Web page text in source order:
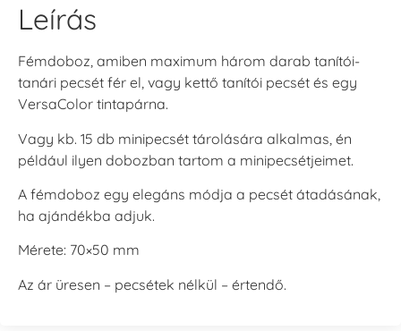
Leírás
Fémdoboz, amiben maximum három darab tanítói-
tanári pecsét fér el, vagy kettő tanítói pecsét és egy
VersaColor tintapárna.
Vagy kb. 15 db minipecsét tárolására alkalmas, én
például ilyen dobozban tartom a minipecsétjeimet.
A fémdoboz egy elegáns módja a pecsét átadásának,
ha ajándékba adjuk.
Mérete: 70×50 mm
Az ár üresen – pecsétek nélkül – értendő.